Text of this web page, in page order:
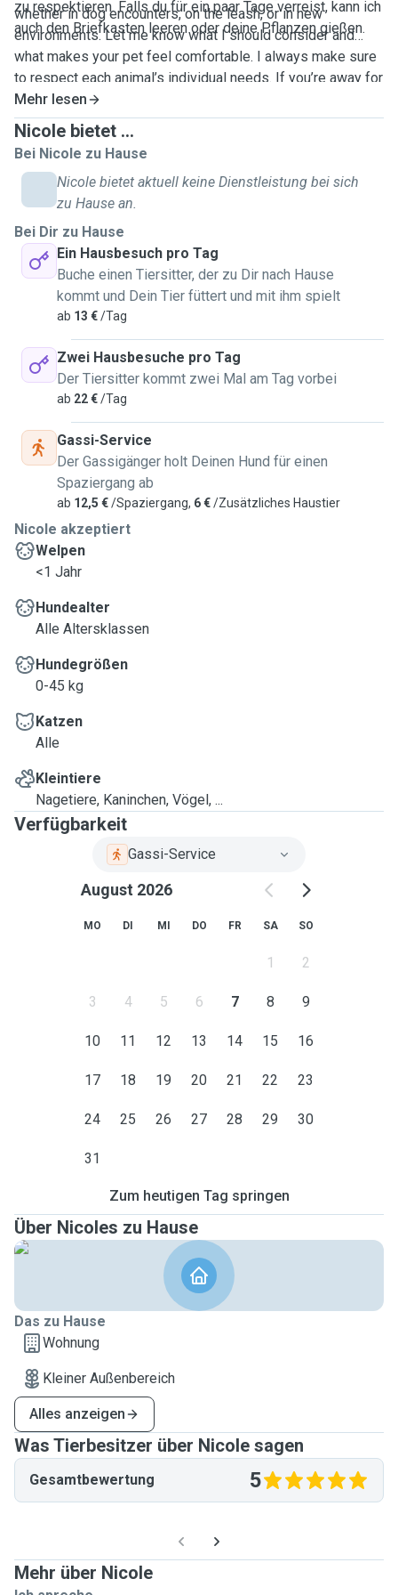
zu respektieren. Falls du für ein paar Tage verreist, kann ich
auch den Briefkasten leeren oder deine Pflanzen gießen.
whether in dog encounters, on the leash, or in new
environments. Let me know what I should consider and
what makes your pet feel comfortable. I always make sure
to respect each animal’s individual needs. If you’re away for
a few days, I can also empty your mailbox or water your
plants.
Mehr lesen
Nicole bietet ...
Bei Nicole zu Hause
Nicole bietet aktuell keine Dienstleistung bei sich
zu Hause an.
Bei Dir zu Hause
Ein Hausbesuch pro Tag
Buche einen Tiersitter, der zu Dir nach Hause
kommt und Dein Tier füttert und mit ihm spielt
ab 13 €/Tag
Zwei Hausbesuche pro Tag
Der Tiersitter kommt zwei Mal am Tag vorbei
ab 22 €/Tag
Gassi-Service
Der Gassigänger holt Deinen Hund für einen
Spaziergang ab
ab 12,5 €/Spaziergang, 6 €/Zusätzliches Haustier
Nicole akzeptiert
Welpen
<1 Jahr
Hundealter
Alle Altersklassen
Hundegrößen
0-45 kg
Katzen
Alle
Kleintiere
Nagetiere, Kaninchen, Vögel, ...
Verfügbarkeit
Gassi-Service
August 2026
MO DI MI DO FR SA SO
1 2
3 4 5 6 7 8 9
10 11 12 13 14 15 16
17 18 19 20 21 22 23
24 25 26 27 28 29 30
31
Zum heutigen Tag springen
Über Nicoles zu Hause
Das zu Hause
Wohnung
Kleiner Außenbereich
Alles anzeigen
Was Tierbesitzer über Nicole sagen
Gesamtbewertung 5
Mehr über Nicole